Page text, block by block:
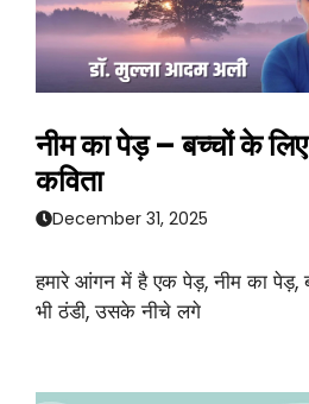
नीम का पेड़ – बच्चों के
कविता
December 31, 2025
हमारे आंगन में है एक पेड़, नीम का पेड़,
भी ठंडी, उसके नीचे लगे